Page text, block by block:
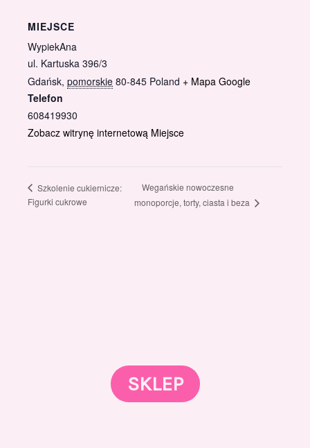
MIEJSCE
WypiekAna
ul. Kartuska 396/3
Gdańsk, pomorskie 80-845 Poland + Mapa Google
Telefon
608419930
Zobacz witrynę internetową Miejsce
Szkolenie cukiernicze:
Figurki cukrowe
Wegańskie nowoczesne
monoporcje, torty, ciasta i beza
SKLEP